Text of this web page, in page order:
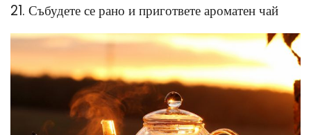
21. Събудете се рано и пригответе ароматен чай